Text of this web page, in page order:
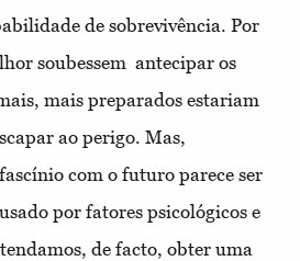
de sobrevivência. Por
soubessem antecipar os
mais preparados estariam
ao perigo. Mas,
com o futuro parece ser
por fatores psicológicos e
de facto, obter uma